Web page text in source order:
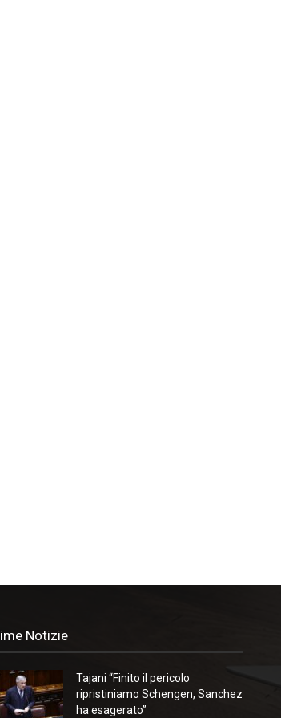
Notizie
Tajani “Finito il pericolo
ripristiniamo Schengen, Sanchez
ha esagerato”